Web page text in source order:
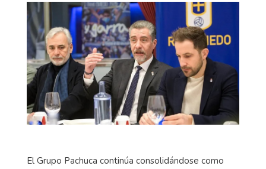
El Grupo Pachuca continúa consolidándose como